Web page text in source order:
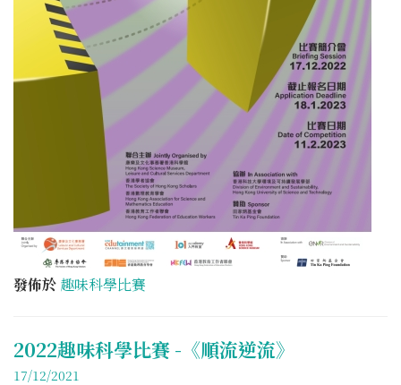
發佈於 趣味科學比賽
2022趣味科學比賽 -《順流逆流》
17/12/2021